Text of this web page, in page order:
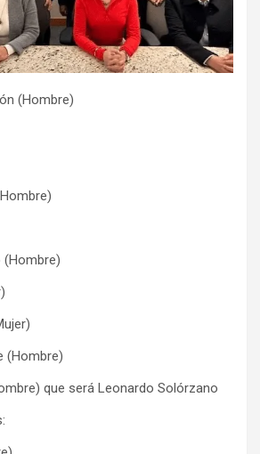
(Hombre)
(Hombre)
(Hombre)
que será Leonardo Solórzano